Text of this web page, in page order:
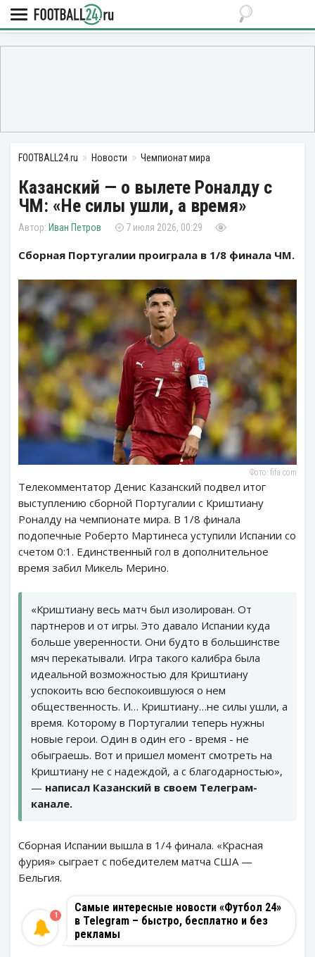
FOOTBALL24.ru Новости Чемпионат мира
Казанский — о вылете Роналду с
ЧМ: «Не силы ушли, а время»
Иван Петров 7 июля 2026, 00:29
Сборная Португалии проиграла в 1/8 финала ЧМ.
Фото: fifa.com
Телекомментатор Денис Казанский подвел итог
выступлению сборной Португалии с Криштиану
Роналду на чемпионате мира. В 1/8 финала
подопечные Роберто Мартинеса уступили Испании со
счетом 0:1. Единственный гол в дополнительное
время забил Микель Мерино.
«Криштиану весь матч был изолирован. От
партнеров и от игры. Это давало Испании куда
больше уверенности. Они будто в большинстве
мяч перекатывали. Игра такого калибра была
идеальной возможностью для Криштиану
успокоить всю беспокоившуюся о нем
общественность. И… Криштиану…не силы ушли, а
время. Которому в Португалии теперь нужны
новые герои. Один в один его - время - не
обыграешь. Вот и пришел момент смотреть на
Криштиану не с надеждой, а с благодарностью»,
— написал Казанский в своем Телеграм-
канале.
Сборная Испании вышла в 1/4 финала. «Красная
фурия» сыграет с победителем матча США —
Бельгия.
Самые интересные новости «Футбол 24»
в Telegram – быстро, бесплатно и без
рекламы
1